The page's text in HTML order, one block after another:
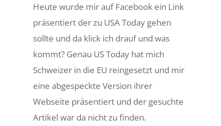
Heute wurde mir auf Facebook ein Link
präsentiert der zu USA Today gehen
sollte und da klick ich drauf und was
kommt? Genau US Today hat mich
Schweizer in die EU reingesetzt und mir
eine abgespeckte Version ihrer
Webseite präsentiert und der gesuchte
Artikel war da nicht zu finden.